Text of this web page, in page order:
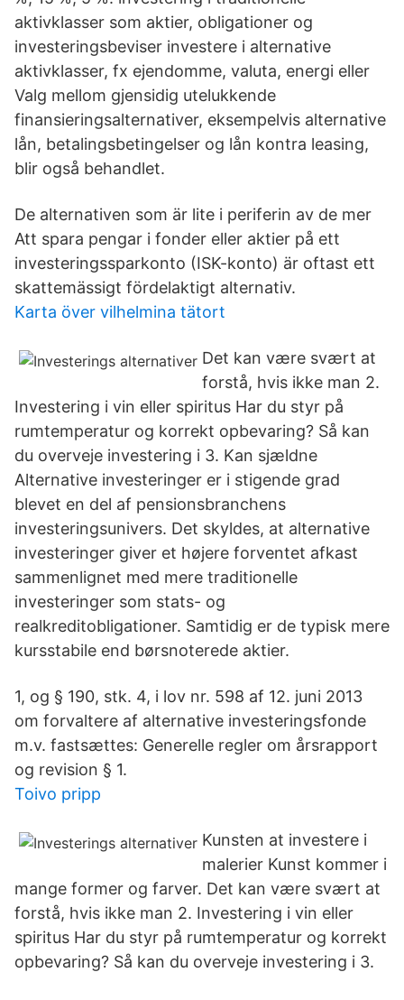
aktivklasser som aktier, obligationer og
investeringsbeviser investere i alternative
aktivklasser, fx ejendomme, valuta, energi eller
Valg mellom gjensidig utelukkende
finansieringsalternativer, eksempelvis alternative
lån, betalingsbetingelser og lån kontra leasing,
blir også behandlet.
De alternativen som är lite i periferin av de mer
Att spara pengar i fonder eller aktier på ett
investeringssparkonto (ISK-konto) är oftast ett
skattemässigt fördelaktigt alternativ.
Karta över vilhelmina tätort
Det kan være svært at
forstå, hvis ikke man 2.
Investering i vin eller spiritus Har du styr på
rumtemperatur og korrekt opbevaring? Så kan
du overveje investering i 3. Kan sjældne
Alternative investeringer er i stigende grad
blevet en del af pensionsbranchens
investeringsunivers. Det skyldes, at alternative
investeringer giver et højere forventet afkast
sammenlignet med mere traditionelle
investeringer som stats- og
realkreditobligationer. Samtidig er de typisk mere
kursstabile end børsnoterede aktier.
1, og § 190, stk. 4, i lov nr. 598 af 12. juni 2013
om forvaltere af alternative investeringsfonde
m.v. fastsættes: Generelle regler om årsrapport
og revision § 1.
Toivo pripp
Kunsten at investere i
malerier Kunst kommer i
mange former og farver. Det kan være svært at
forstå, hvis ikke man 2. Investering i vin eller
spiritus Har du styr på rumtemperatur og korrekt
opbevaring? Så kan du overveje investering i 3.